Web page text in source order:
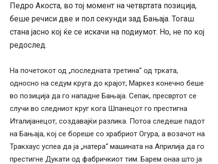
Педро Акоста, во тој момент на четвртата позиција,
беше речиси две и пол секунди зад Бањаја. Тогаш
стана јасно кој ќе се искачи на подиумот. Но, не по кој
редослед.
На почетокот од „последната третина“ од трката,
односно на седум круга до крајот, Маркез конечно беше
во позиција да го нападне Бањаја. Сепак, пресвртот се
случи во следниот круг кога Шпанецот го престигна
Италијанецот, создавајќи разлика. Потоа следеше падот
на Бањаја, кој се бореше со храбриот Огура, а возачот на
Тракхаус успеа да ја „натера“ машината на Априлија да го
престигне Дукати од фабричкиот тим. Барем онаа што ја